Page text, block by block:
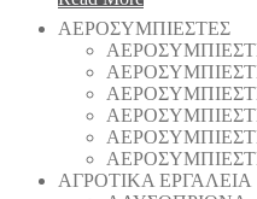
AEΡΟΣΥΜΠΙΕΣΤΕΣ
ΑΓΡΟΤΙΚΑ ΕΡΓΑΛΕΙΑ